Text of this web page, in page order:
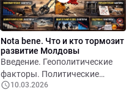
Nota bene. Что и кто тормозит
развитие Молдовы
Введение. Геополитические
факторы. Политические
факторы. Экономические
10.03.2026